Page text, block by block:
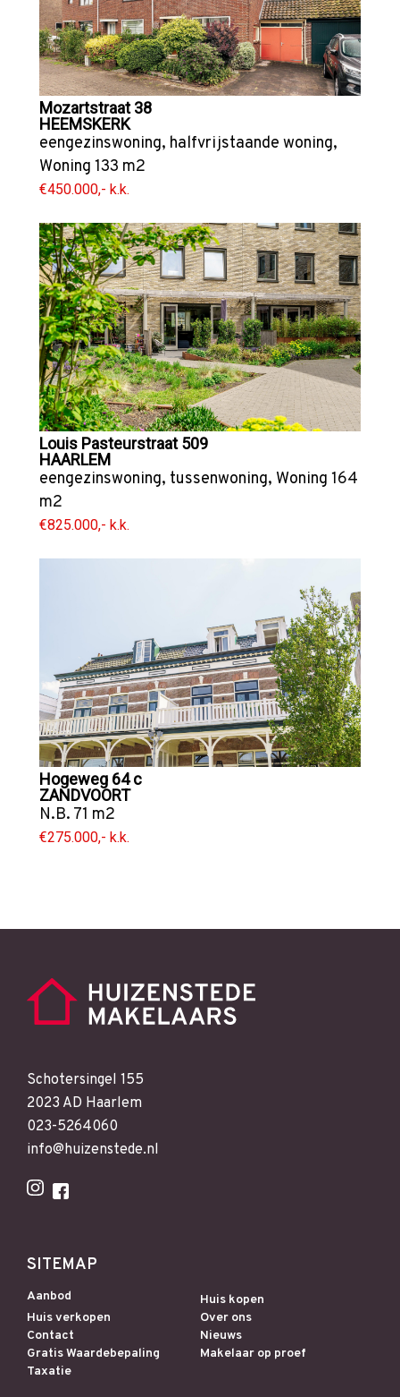
Mozartstraat 38
HEEMSKERK
eengezinswoning, halfvrijstaande woning,
Woning 133 m2
€450.000,- k.k.
Louis Pasteurstraat 509
HAARLEM
eengezinswoning, tussenwoning, Woning 164
m2
€825.000,- k.k.
Hogeweg 64 c
ZANDVOORT
N.B. 71 m2
€275.000,- k.k.
Schotersingel 155
2023 AD Haarlem
023-5264060
info@huizenstede.nl
SITEMAP
Aanbod
Huis kopen
Huis verkopen
Over ons
Contact
Nieuws
Gratis Waardebepaling
Makelaar op proef
Taxatie